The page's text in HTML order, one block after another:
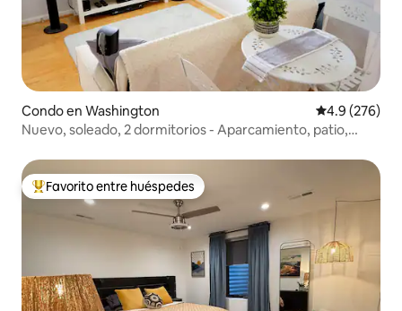
Condo en Washington Calificación
4.9 (276)
Nuevo, soleado, 2 dormitorios - Aparcamiento, patio,
Favorito entre huéspedes preferido
Favorito entre huéspedes